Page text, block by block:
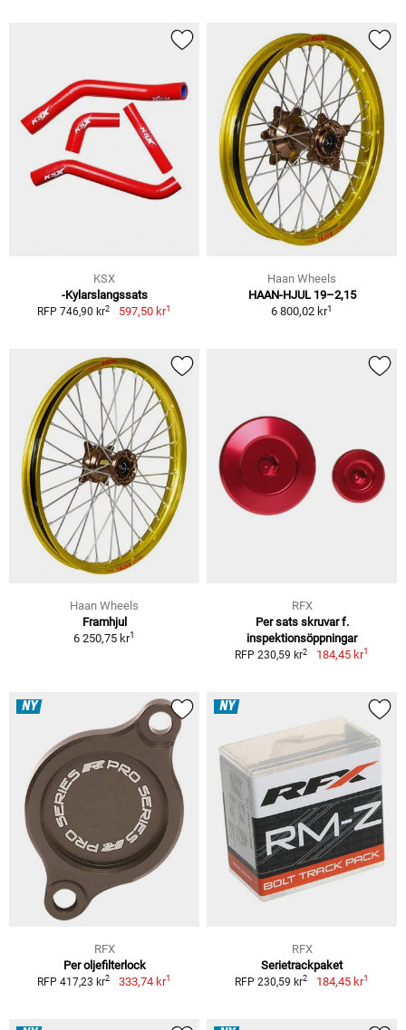
KSX
-Kylarslangssats
RFP 746,90 kr2 597,50 kr1
Haan Wheels
HAAN-HJUL 19–2,15
6 800,02 kr1
Haan Wheels
Framhjul
6 250,75 kr1
RFX
Per sats skruvar f.
inspektionsöppningar
RFP 230,59 kr2 184,45 kr1
NY
RFX
Per oljefilterlock
RFP 417,23 kr2 333,74 kr1
NY
RFX
Serietrackpaket
RFP 230,59 kr2 184,45 kr1